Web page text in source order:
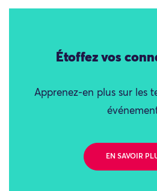
Étoffez vos
Apprenez-en plus sur les
EN SAVOIR